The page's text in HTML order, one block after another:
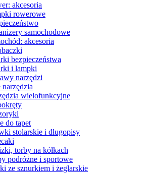
akcesoria
rowerowe
samochodowe
akcesoria
bezpieczeństwa
i lampki
narzędzi
narzędzia
wielofunkcyjne
do tapet
stolarskie i długopisy
torby na kółkach
podróżne i sportowe
ze sznurkiem i żeglarskie